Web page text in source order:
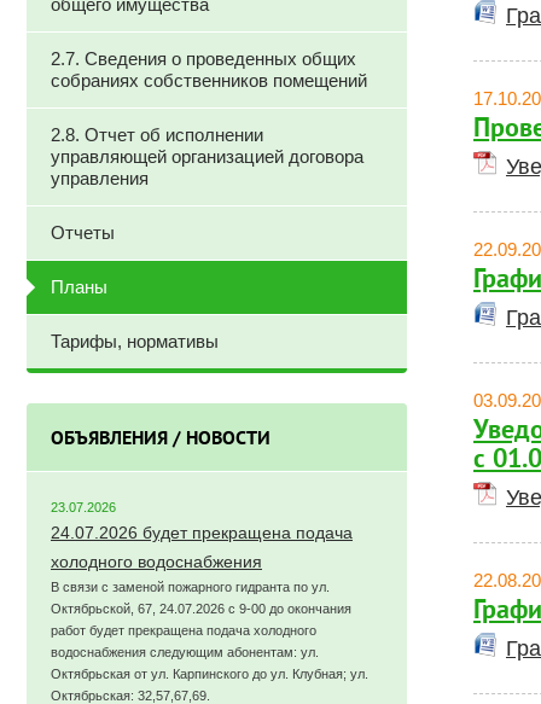
с
общего имущества
2.7. Сведения о проведенных общих
собраниях собственников помещений
2.8. Отчет об исполнении
управляющей организацией договора
управления
Отчеты
Планы
Тарифы, нормативы
ОБЪЯВЛЕНИЯ / НОВОСТИ
23.07.2026
24.07.2026 будет прекращена подача
холодного водоснабжения
В связи с заменой пожарного гидранта по ул.
Октябрьской, 67, 24.07.2026 с 9-00 до окончания
работ будет прекращена подача холодного
водоснабжения следующим абонентам: ул.
Октябрьская от ул. Карпинского до ул. Клубная; ул.
Октябрьская: 32,57,67,69.